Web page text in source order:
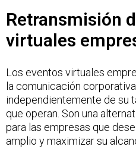
Retransmisión
virtuales
Los eventos virtuales
la comunicación
independientemente de su
que operan. Son una
para las empresas que
amplio y maximizar su